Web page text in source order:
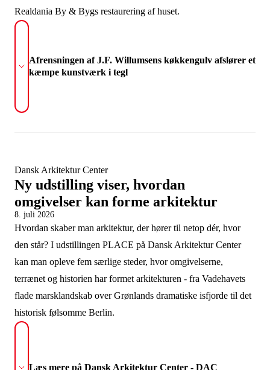
Realdania By & Bygs restaurering af huset.
Afrensningen af J.F. Willumsens køkkengulv afslører et
kæmpe kunstværk i tegl
Dansk Arkitektur Center
Ny udstilling viser, hvordan
omgivelser kan forme arkitektur
8. juli 2026
Hvordan skaber man arkitektur, der hører til netop dér, hvor
den står? I udstillingen PLACE på Dansk Arkitektur Center
kan man opleve fem særlige steder, hvor omgivelserne,
terrænet og historien har formet arkitekturen - fra Vadehavets
flade marsklandskab over Grønlands dramatiske isfjorde til det
historisk følsomme Berlin.
Læs mere på Dansk Arkitektur Center - DAC